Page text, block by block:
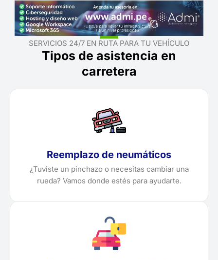
SERVICIOS 24/7 EN RUTA PARA TU VEHÍCULO
Tipos de asistencia en
carretera
Reemplazo de neumáticos
¿Tuviste un pinchazo o necesitas cambiar una
rueda? Vamos donde estés para ayudarte.